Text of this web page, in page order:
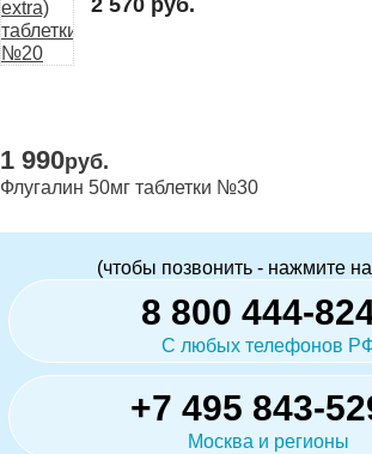
2 570 руб.
1 990руб.
Флугалин 50мг таблетки №30
(чтобы позвонить - нажмите
8 800 444-
С любых телефонов
+7 495 843-
Москва и регионы